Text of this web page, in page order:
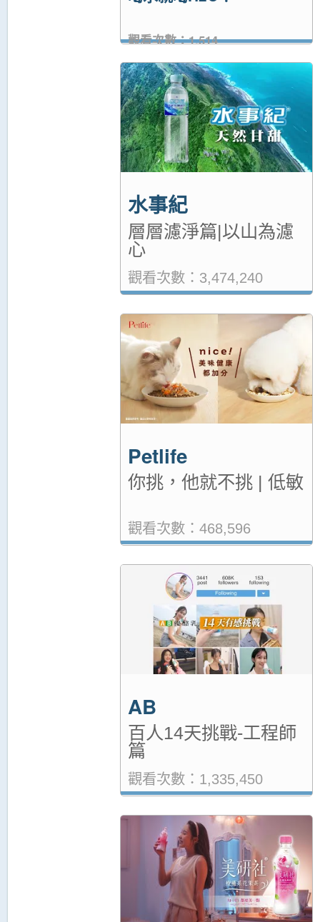
觀看次數：1,514
水事紀
層層濾淨篇|以山為濾
心
觀看次數：3,474,240
Petlife
你挑，他就不挑 | 低敏
觀看次數：468,596
AB
百人14天挑戰-工程師
篇
觀看次數：1,335,450